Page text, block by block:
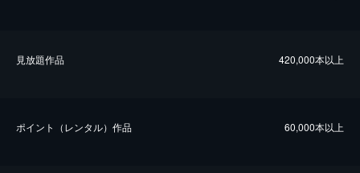
⾒放題作品 420,000本以上
ポイント（レンタル）作品 60,000本以上